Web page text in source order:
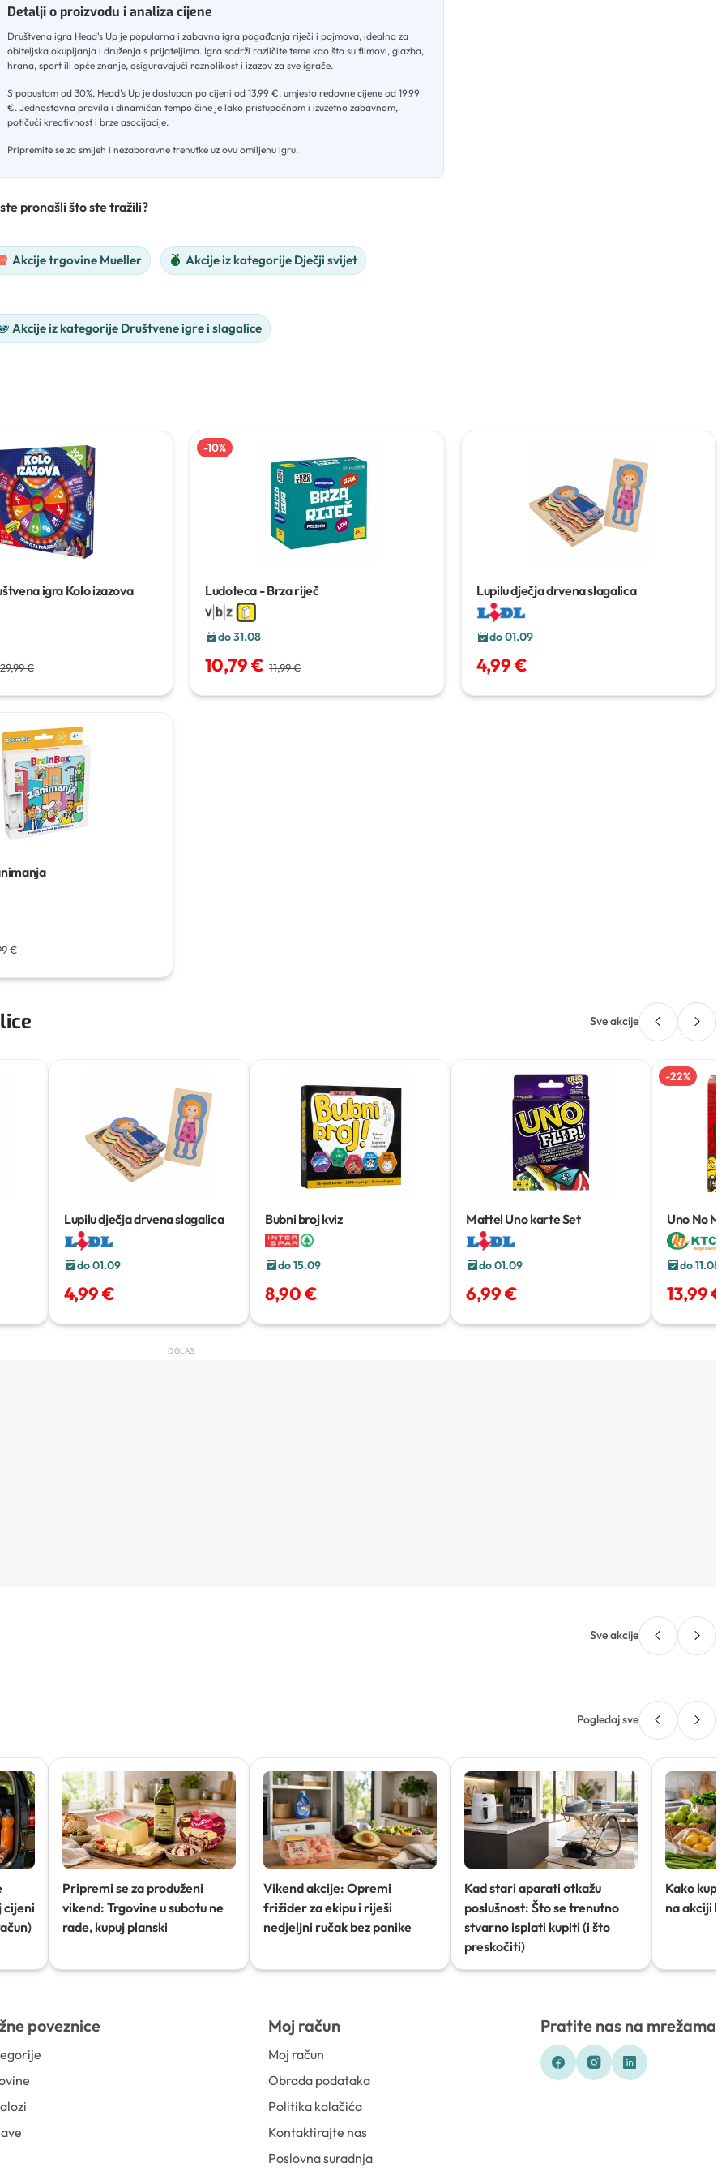
Detalji o proizvodu i analiza cijene
Društvena igra Head's Up je popularna i zabavna igra pogađanja riječi i pojmova, idealna za
obiteljska okupljanja i druženja s prijateljima. Igra sadrži različite teme kao što su filmovi, glazba,
hrana, sport ili opće znanje, osiguravajući raznolikost i izazov za sve igrače.
S popustom od 30%, Head's Up je dostupan po cijeni od 13,99 €, umjesto redovne cijene od 19,99
€. Jednostavna pravila i dinamičan tempo čine je lako pristupačnom i izuzetno zabavnom,
potičući kreativnost i brze asocijacije.
Pripremite se za smijeh i nezaboravne trenutke uz ovu omiljenu igru.
pronašli što ste tražili?
Akcije trgovine Mueller Akcije iz kategorije Dječji svijet
Akcije iz kategorije Društvene igre i slagalice
igra Kolo izazova
29,99 €
-10%
Ludoteca - Brza riječ
do 31.08
10,79 € 11,99 €
Lupilu dječja drvena slagalica
do 01.09
4,99 €
€
Sve akcije
Lupilu dječja drvena slagalica
do 01.09
4,99 €
Bubni broj kviz
do 15.09
8,90 €
Mattel Uno karteSet
do 01.09
6,99 €
-22%
Uno No
do 11.08
13,99 €
OGLAS
Sve akcije
Pogledaj sve
cijeni
Pripremi se za produženi
vikend: Trgovine u subotu ne
rade, kupuj planski
Vikend akcije: Opremi
frižider za ekipu i riješi
nedjeljni ručak bez panike
Kad stari aparati otkažu
poslušnost: Što se trenutno
stvarno isplati kupiti (i što
preskočiti)
Kako
na akciji
poveznice Moj račun
Moj račun
Obrada podataka
Politika kolačića
Kontaktirajte nas
Poslovna suradnja
Pratite nas na mrežama